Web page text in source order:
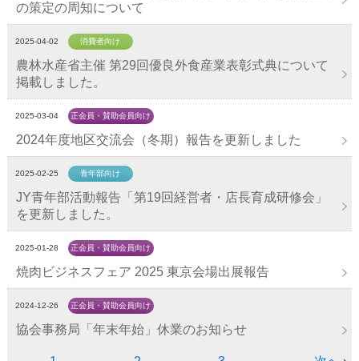
の策定の周知について
2025-04-02 消費者向け
農林水産省主催 第29回優良外食産業表彰式典について
掲載しました。
2025-03-04 正会員・賛助会員向け
2024年度地区交流会（冬期）報告を更新しました
2025-02-25 青年部向け
JY青年部活動報告「第19回経営者・店長育成研修会」
を更新しました。
2025-01-28 正会員・賛助会員向け
焼肉ビジネスフェア 2025 東京会場出展報告
2024-12-26 正会員・賛助会員向け
協会事務局「年末年始」休業のお知らせ